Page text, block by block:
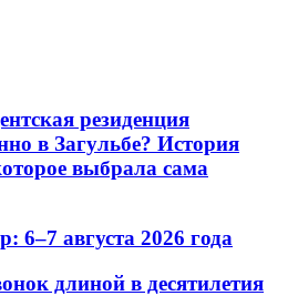
резиденция
в Загульбе? История
выбрала сама
6–7 августа 2026 года
длиной в десятилетия